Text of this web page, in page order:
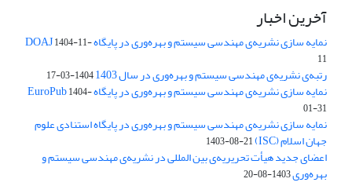
آخرین اخبار
نمایه سازی نشریه‌ی مهندسی سیستم و بهره‌وری در پایگاه DOAJ1404-11-
11
رتبه‌ی نشریه‌ی مهندسی سیستم و بهره‌وری در سال 1403 1404-03-17
نمایه سازی نشریه‌ی مهندسی سیستم و بهره‌وری در پایگاه EuroPub1404-
01-31
نمایه سازی نشریه‌ی مهندسی سیستم و بهره‌وری در پایگاه استنادی علوم
جهان اسلام (ISC) 1403-08-21
اعضای جدید هیأت تحریریه‌ی بین المللی در نشریه‌ی مهندسی سیستم و
بهره‌وری1403-08-20